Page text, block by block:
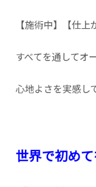
【施術中】【仕上
すべてを通してオ
心地よさを実感し
世界で初めて